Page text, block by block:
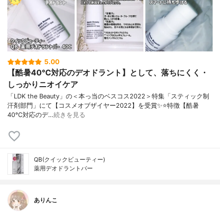
5.00
【酷暑40℃対応のデオドラント】として、落ちにくく・
しっかりニオイケア
「LDK the Beauty」の＜本っ当のベスコス2022＞特集「スティック制
汗剤部門」にて【コスメオブザイヤー2022】を受賞✨⭐️特徴【酷暑
40℃対応のデ…続きを見る
QB(クイックビューティー)
薬用デオドラントバー
ありんこ